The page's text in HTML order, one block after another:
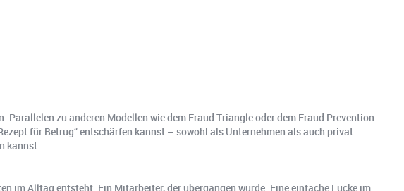
zu anderen Modellen wie dem Fraud Triangle oder dem Fraud Prevention
für Betrug“ entschärfen kannst – sowohl als Unternehmen als auch privat.
kannst.
Alltag entsteht. Ein Mitarbeiter, der übergangen wurde. Eine einfache Lücke im